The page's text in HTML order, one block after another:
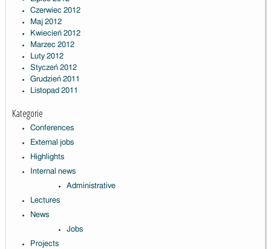
Czerwiec 2012
Maj 2012
Kwiecień 2012
Marzec 2012
Luty 2012
Styczeń 2012
Grudzień 2011
Listopad 2011
Kategorie
Conferences
External jobs
Highlights
Internal news
Administrative
Lectures
News
Jobs
Projects